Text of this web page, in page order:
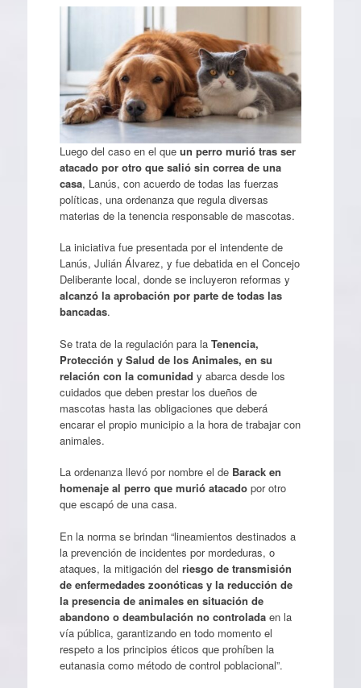
Luego del caso en el que un perro murió tras ser
atacado por otro que salió sin correa de una
casa, Lanús, con acuerdo de todas las fuerzas
políticas, una ordenanza que regula diversas
materias de la tenencia responsable de mascotas.
La iniciativa fue presentada por el intendente de
Lanús, Julián Álvarez, y fue debatida en el Concejo
Deliberante local, donde se incluyeron reformas y
alcanzó la aprobación por parte de todas las
bancadas.
Se trata de la regulación para la Tenencia,
Protección y Salud de los Animales, en su
relación con la comunidad y abarca desde los
cuidados que deben prestar los dueños de
mascotas hasta las obligaciones que deberá
encarar el propio municipio a la hora de trabajar con
animales.
La ordenanza llevó por nombre el de Barack en
homenaje al perro que murió atacado por otro
que escapó de una casa.
En la norma se brindan “lineamientos destinados a
la prevención de incidentes por mordeduras, o
ataques, la mitigación del riesgo de transmisión
de enfermedades zoonóticas y la reducción de
la presencia de animales en situación de
abandono o deambulación no controlada en la
vía pública, garantizando en todo momento el
respeto a los principios éticos que prohíben la
eutanasia como método de control poblacional”.